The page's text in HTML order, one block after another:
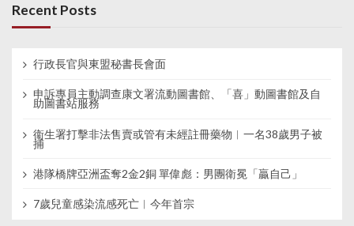
Recent Posts
行政長官與東盟秘書長會面
申訴專員主動調查康文署流動圖書館、「喜」動圖書館及自
助圖書站服務
衞生署打擊非法售賣或管有未經註冊藥物︱一名38歲男子被
捕
港隊橋牌亞洲盃奪2金2銅 單偉彪：男團衛冕「贏自己」
7歲兒童感染流感死亡︱今年首宗